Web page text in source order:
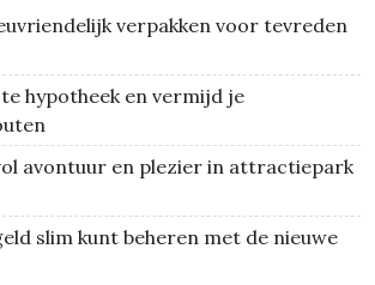
verpakken voor tevreden
hypotheek en vermijd je
avontuur en plezier in attractiepark
slim kunt beheren met de nieuwe